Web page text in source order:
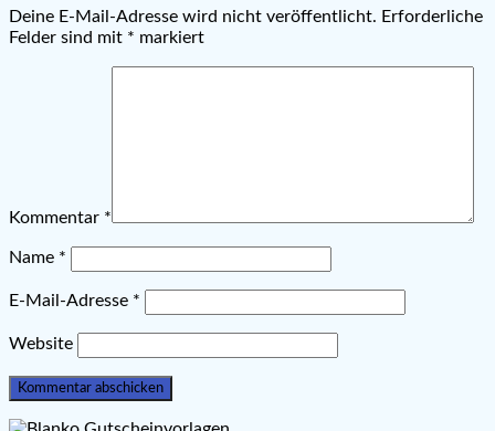
Deine E-Mail-Adresse wird nicht veröffentlicht. Erforderliche
Felder sind mit * markiert
Kommentar *
Name *
E-Mail-Adresse *
Website